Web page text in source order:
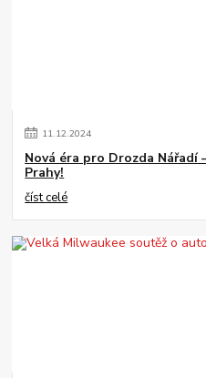
11.12.2024
Nová éra pro Drozda Nářadí
Prahy!
číst celé